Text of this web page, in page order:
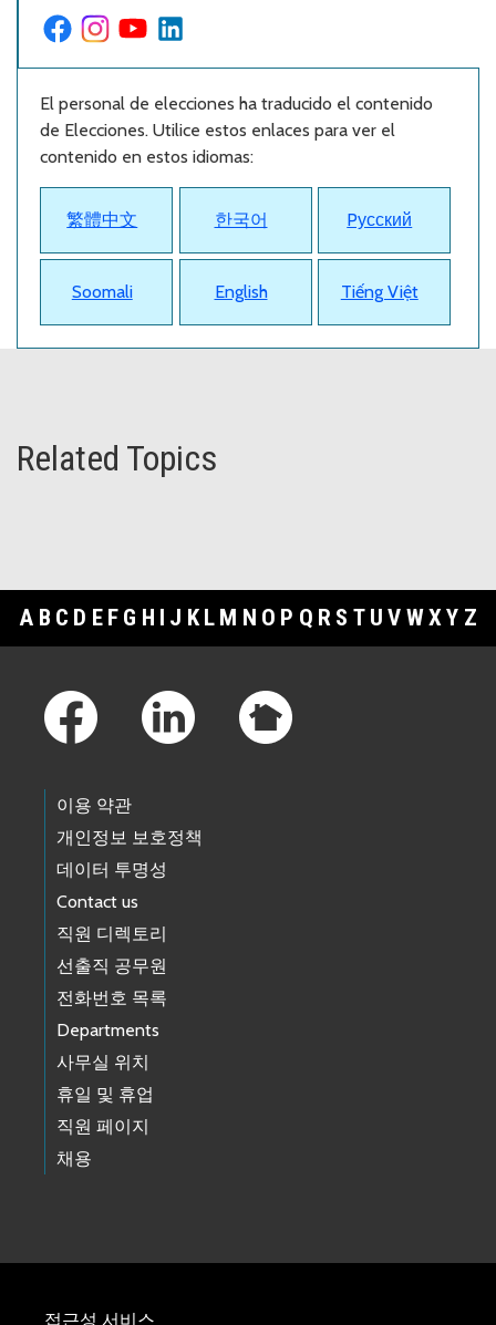
El personal de elecciones ha traducido el contenido
de Elecciones. Utilice estos enlaces para ver el
contenido en estos idiomas:
繁體中文 한국어 Pусский
Soomali English Tiếng Việt
Related Topics
A B C D E F G H I J K L M N O P Q R S T U V WXY Z
이용 약관
개인정보 보호정책
데이터 투명성
Contact us
직원 디렉토리
선출직 공무원
전화번호 목록
Departments
사무실 위치
휴일 및 휴업
직원 페이지
채용
접근성 서비스